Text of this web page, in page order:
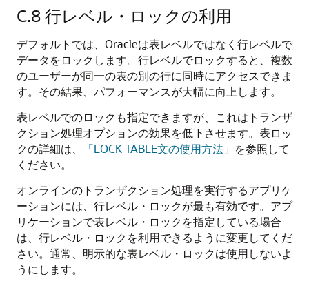
C.8行レベル・ロックの利用
デフォルトでは、Oracleは表レベルではなく行レベルで
データをロックします。行レベルでロックすると、複数
のユーザーが同一の表の別の行に同時にアクセスできま
す。その結果、パフォーマンスが大幅に向上します。
表レベルでのロックも指定できますが、これはトランザ
クション処理オプションの効果を低下させます。表ロッ
クの詳細は、
「LOCK TABLE文の使用方法」 を参照して
ください。
オンラインのトランザクション処理を実行するアプリケ
ーションには、行レベル・ロックが最も有効です。アプ
リケーションで表レベル・ロックを指定している場合
は、行レベル・ロックを利用できるように変更してくだ
さい。通常、明示的な表レベル・ロックは使用しないよ
うにします。